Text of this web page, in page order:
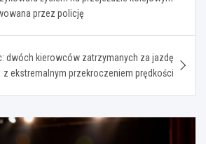
przez policję
dwóch kierowców zatrzymanych za jazdę
z ekstremalnym przekroczeniem prędkości